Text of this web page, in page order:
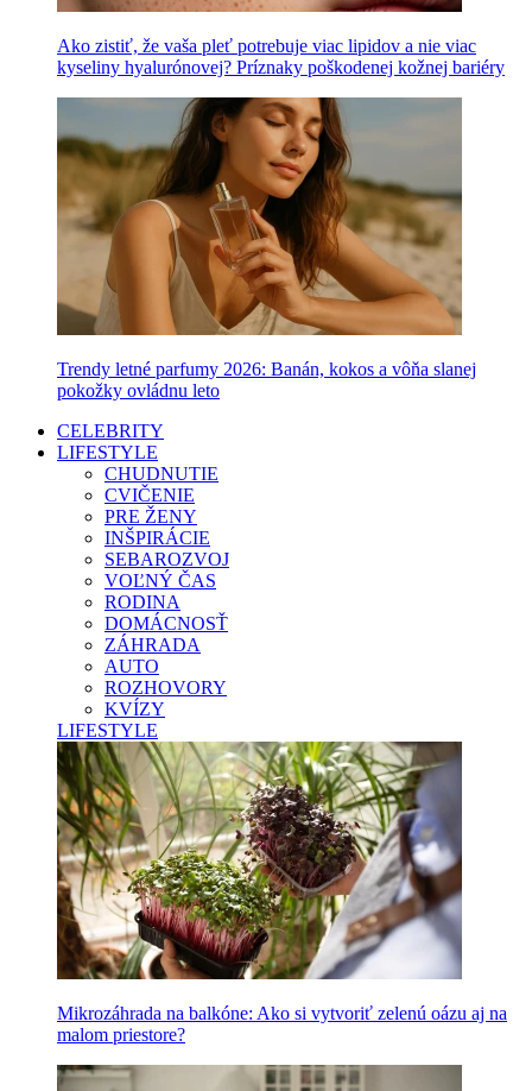
Ako zistiť, že vaša pleť potrebuje viac lipidov a nie viac
kyseliny hyalurónovej? Príznaky poškodenej kožnej bariéry
Trendy letné parfumy 2026: Banán, kokos a vôňa slanej
pokožky ovládnu leto
CELEBRITY
LIFESTYLE
CHUDNUTIE
CVIČENIE
PRE ŽENY
INŠPIRÁCIE
SEBAROZVOJ
VOĽNÝ ČAS
RODINA
DOMÁCNOSŤ
ZÁHRADA
AUTO
ROZHOVORY
KVÍZY
LIFESTYLE
Mikrozáhrada na balkóne: Ako si vytvoriť zelenú oázu aj na
malom priestore?